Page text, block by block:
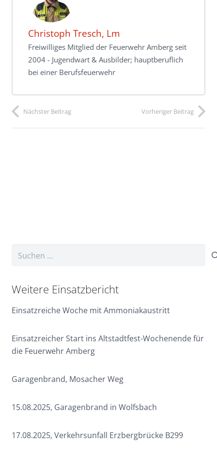
Christoph Tresch, Lm
Freiwilliges Mitglied der Feuerwehr Amberg seit
2004 - Jugendwart & Ausbilder; hauptberuflich
bei einer Berufsfeuerwehr
Nächster Beitrag Vorheriger Beitrag
Suchen
Weitere Einsatzbericht
Einsatzreiche Woche mit Ammoniakaustritt
Einsatzreicher Start ins Altstadtfest-Wochenende für
die Feuerwehr Amberg
Garagenbrand, Mosacher Weg
15.08.2025, Garagenbrand in Wolfsbach
17.08.2025, Verkehrsunfall Erzbergbrücke B299